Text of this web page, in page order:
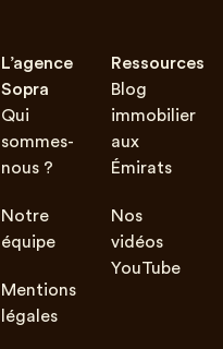
L’agence
Sopra
Qui
sommes-
nous ?
Notre
équipe
Mentions
légales
Ressources
Blog
immobilier
aux
Émirats
Nos
vidéos
YouTube